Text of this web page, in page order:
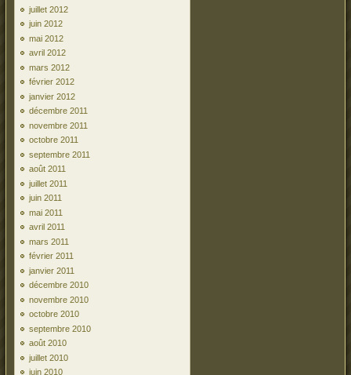
juillet 2012
juin 2012
mai 2012
avril 2012
mars 2012
février 2012
janvier 2012
décembre 2011
novembre 2011
octobre 2011
septembre 2011
août 2011
juillet 2011
juin 2011
mai 2011
avril 2011
mars 2011
février 2011
janvier 2011
décembre 2010
novembre 2010
octobre 2010
septembre 2010
août 2010
juillet 2010
juin 2010